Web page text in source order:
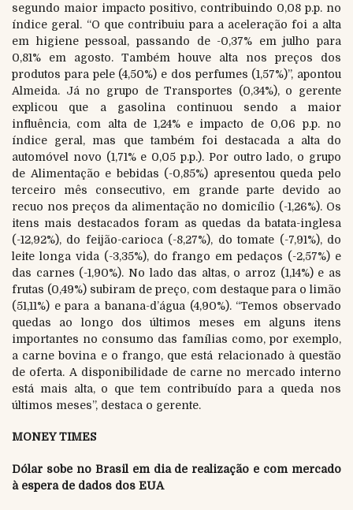
segundo maior impacto positivo, contribuindo 0,08 p.p. no
índice geral. “O que contribuiu para a aceleração foi a alta
em higiene pessoal, passando de -0,37% em julho para
0,81% em agosto. Também houve alta nos preços dos
produtos para pele (4,50%) e dos perfumes (1,57%)”, apontou
Almeida. Já no grupo de Transportes (0,34%), o gerente
explicou que a gasolina continuou sendo a maior
influência, com alta de 1,24% e impacto de 0,06 p.p. no
índice geral, mas que também foi destacada a alta do
automóvel novo (1,71% e 0,05 p.p.). Por outro lado, o grupo
de Alimentação e bebidas (-0,85%) apresentou queda pelo
terceiro mês consecutivo, em grande parte devido ao
recuo nos preços da alimentação no domicílio (-1,26%). Os
itens mais destacados foram as quedas da batata-inglesa
(-12,92%), do feijão-carioca (-8,27%), do tomate (-7,91%), do
leite longa vida (-3,35%), do frango em pedaços (-2,57%) e
das carnes (-1,90%). No lado das altas, o arroz (1,14%) e as
frutas (0,49%) subiram de preço, com destaque para o limão
(51,11%) e para a banana-d’água (4,90%). “Temos observado
quedas ao longo dos últimos meses em alguns itens
importantes no consumo das famílias como, por exemplo,
a carne bovina e o frango, que está relacionado à questão
de oferta. A disponibilidade de carne no mercado interno
está mais alta, o que tem contribuído para a queda nos
últimos meses”, destaca o gerente.
MONEY TIMES
Dólar sobe no Brasil em dia de realização e com mercado
à espera de dados dos EUA